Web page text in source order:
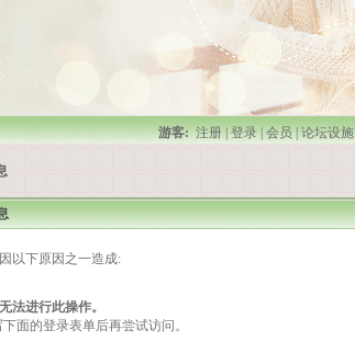
游客:注册|登录|会员|论坛设施
以下原因之一造成:
法进行此操作。
面的登录表单后再尝试访问。